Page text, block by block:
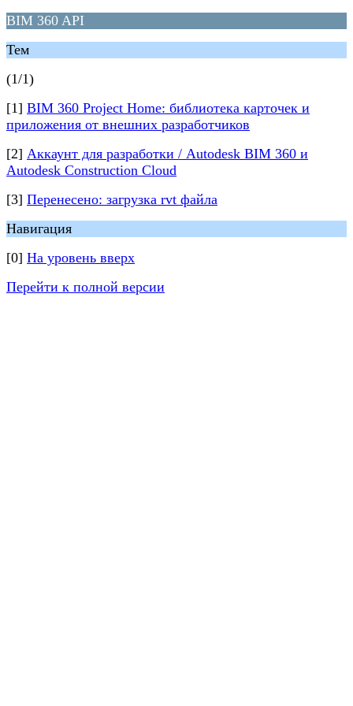
BIM 360 API
Тем
(1/1)
[1] BIM 360 Project Home: библиотека карточек и
приложения от внешних разработчиков
[2] Аккаунт для разработки / Autodesk BIM 360 и
Autodesk Construction Cloud
[3] Перенесено: загрузка rvt файла
Навигация
[0] На уровень вверх
Перейти к полной версии